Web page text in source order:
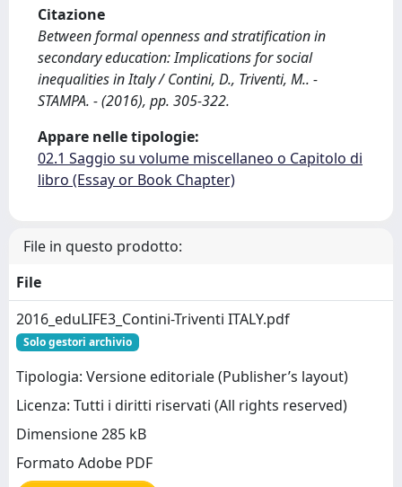
Citazione
Between formal openness and stratification in
secondary education: Implications for social
inequalities in Italy / Contini, D., Triventi, M.. -
STAMPA. - (2016), pp. 305-322.
Appare nelle tipologie:
02.1 Saggio su volume miscellaneo o Capitolo di
libro (Essay or Book Chapter)
File in questo prodotto:
File
2016_eduLIFE3_Contini-Triventi ITALY.pdf
Solo gestori archivio
Tipologia: Versione editoriale (Publisher’s layout)
Licenza: Tutti i diritti riservati (All rights reserved)
Dimensione 285 kB
Formato Adobe PDF